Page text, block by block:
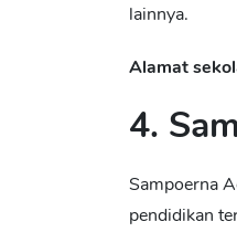
lainnya.
Alamat
4.
Sampoerna
pendidikan